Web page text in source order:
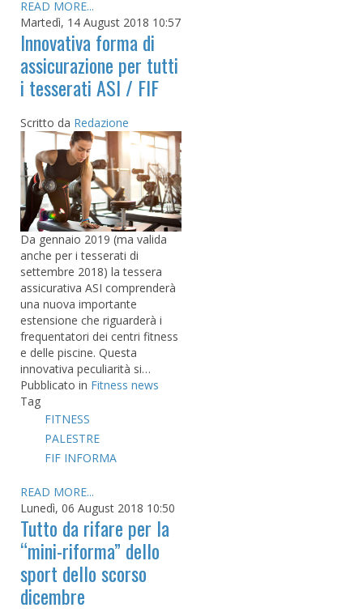
READ MORE...
Martedì, 14 August 2018 10:57
Innovativa forma di
assicurazione per tutti
i tesserati ASI / FIF
Scritto da Redazione
Da gennaio 2019 (ma valida
anche per i tesserati di
settembre 2018) la tessera
assicurativa ASI comprenderà
una nuova importante
estensione che riguarderà i
frequentatori dei centri fitness
e delle piscine. Questa
innovativa peculiarità si…
Pubblicato in Fitness news
Tag
FITNESS
PALESTRE
FIF INFORMA
READ MORE...
Lunedì, 06 August 2018 10:50
Tutto da rifare per la
“mini-riforma” dello
sport dello scorso
dicembre